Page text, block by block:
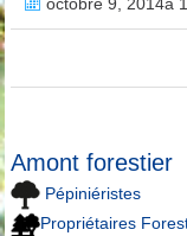
Amont forestier
Pépiniéristes
Propriétaires